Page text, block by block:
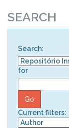
SEARCH
Search:
for
Current filters: